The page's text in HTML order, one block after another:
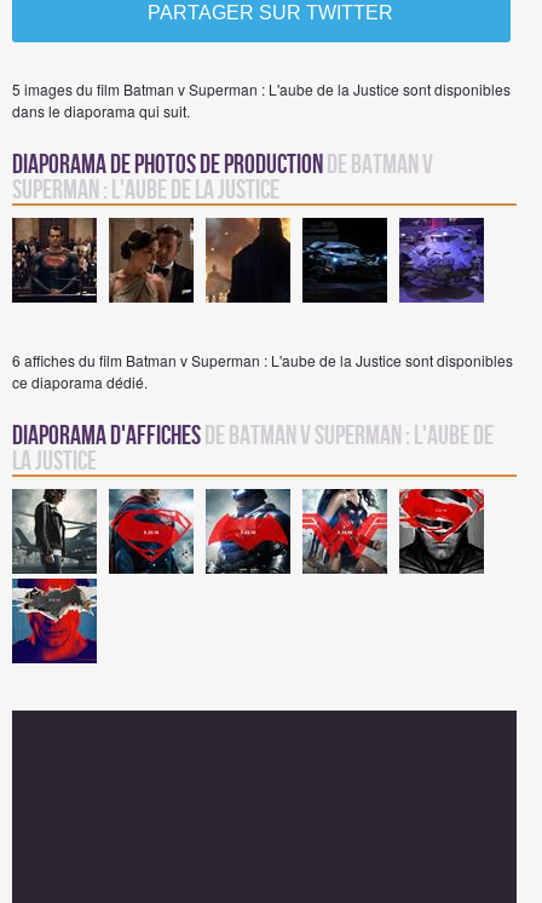
PARTAGER SUR TWITTER
5 images du film Batman v Superman : L'aube de la Justice sont disponibles
dans le diaporama qui suit.
Diaporama de Photos de Production de Batman v
Superman : L'aube de la Justice
6 affiches du film Batman v Superman : L'aube de la Justice sont disponibles
ce diaporama dédié.
Diaporama d'affiches de Batman v Superman : L'aube de
la Justice